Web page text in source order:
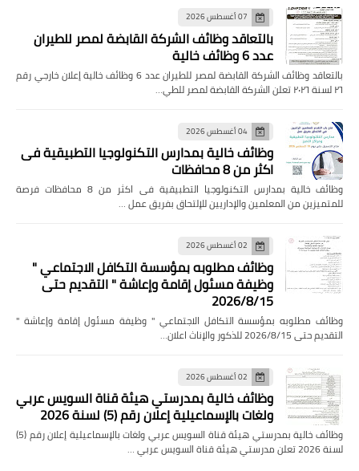
07 أغسطس 2026
بالتعاقد وظائف الشركة القابضة لمصر للطيران
عدد 6 وظائف خالية
بالتعاقد وظائف الشركة القابضة لمصر للطيران عدد 6 وظائف خالية إعلان خارجي رقم
٢٦ لسنة ٢٠٢٦ تعلن الشركة القابضة لمصر للطي…
04 أغسطس 2026
وظائف خالية بمدارس التكنولوجيا التطبيقية فى
اكثر من 8 محافظات
وظائف خالية بمدارس التكنولوجيا التطبيقية فى اكثر من 8 محافظات فرصة
للمتميزين من المعلمين والإداريين للإلتحاق بفريق عمل …
02 أغسطس 2026
وظائف مطلوبه بمؤسسة التكافل الاجتماعي "
وظيفة مسئول إقامة وإعاشة " التقديم حتى
2026/8/15
وظائف مطلوبه بمؤسسة التكافل الاجتماعي " وظيفة مسئول إقامة وإعاشة "
التقديم حتى 2026/8/15 للذكور والإناث اعلان…
02 أغسطس 2026
وظائف خالية بمدرستي هيئة قناة السويس عربي
ولغات بالإسماعيلية إعلان رقم (5) لسنة 2026
وظائف خالية بمدرستي هيئة قناة السويس عربي ولغات بالإسماعيلية إعلان رقم (5)
لسنة 2026 تعلن مدرستي هيئة قناة السويس عربي …